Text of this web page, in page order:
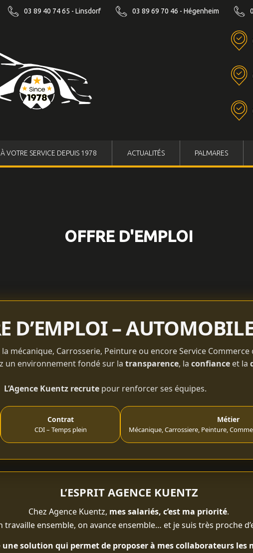
03 89 40 74 65 - Linsdorf 03 89 69 70 46 - Hégenheim
VOTRE SERVICE DEPUIS 1978 ACTUALITÉS PALMARES
OFFRE D'EMPLOI
D’EMPLOI –
mécanique, Carrosserie, Peinture ou encore Service
un environnement fondé sur la transparence, la confianceet la
L’Agence Kuentz recrute pour renforcer ses équipes.
Contrat
CDI – Temps plein
Métier
Mécanique, Carrossiere, Peinture,
L’ESPRIT AGENCE KUENTZ
Chez Agence Kuentz, mes salariés, c’est ma priorité.
travaille ensemble, on avance ensemble… et je suis très proche
une solution qui permet de proposer à mes collaborateurs les